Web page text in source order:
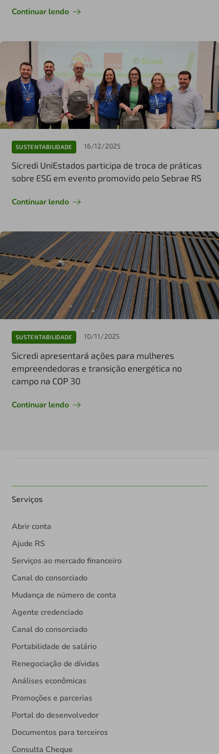
Continuar lendo
SUSTENTABILIDADE 16/12/2025
Sicredi UniEstados participa de troca de práticas
sobre ESG em evento promovido pelo Sebrae RS
Continuar lendo
SUSTENTABILIDADE 10/11/2025
Sicredi apresentará ações para mulheres
empreendedoras e transição energética no
campo na COP 30
Continuar lendo
Serviços
Abrir conta
Ajude RS
Serviços ao mercado financeiro
Canal do consorciado
Mudança de número de conta
Agente credenciado
Canal do consorciado
Portabilidade de salário
Renegociação de dívidas
Análises econômicas
Promoções e parcerias
Portal do desenvolvedor
Documentos para terceiros
Consulta Cheque